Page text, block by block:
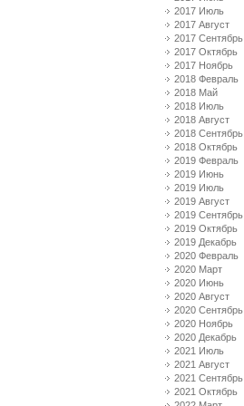
2017 Июль
2017 Август
2017 Сентябрь
2017 Октябрь
2017 Ноябрь
2018 Февраль
2018 Май
2018 Июль
2018 Август
2018 Сентябрь
2018 Октябрь
2019 Февраль
2019 Июнь
2019 Июль
2019 Август
2019 Сентябрь
2019 Октябрь
2019 Декабрь
2020 Февраль
2020 Март
2020 Июнь
2020 Август
2020 Сентябрь
2020 Ноябрь
2020 Декабрь
2021 Июль
2021 Август
2021 Сентябрь
2021 Октябрь